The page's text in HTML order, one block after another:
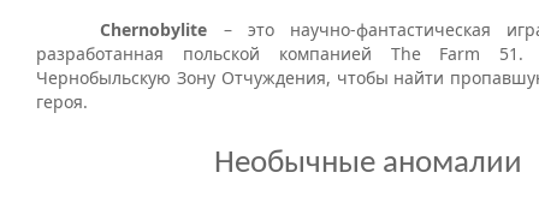
Chernobylite
– это научно-фантастическая
разработанная польской компанией The Farm 51.
Чернобыльскую Зону Отчуждения, чтобы найти
героя.
Необычные аномалии